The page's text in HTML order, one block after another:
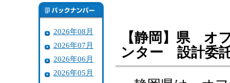
2026年08月
2026年07月
2026年06月
2026年05月
【静岡】県 オ
ンター 設計委